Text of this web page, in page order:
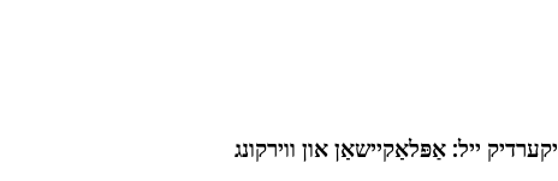
יקערדיק ייל: אַפּלאַקיישאַן און ווירקונג